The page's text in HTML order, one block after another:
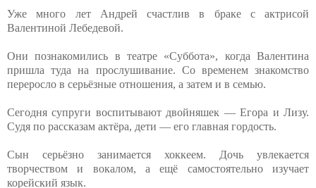
Уже много лет Андрей счастлив в браке с актрисой
Валентиной Лебедевой.
Они познакомились в театре «Суббота», когда Валентина
пришла туда на прослушивание. Со временем знакомство
переросло в серьёзные отношения, а затем и в семью.
Сегодня супруги воспитывают двойняшек — Егора и Лизу.
Судя по рассказам актёра, дети — его главная гордость.
Сын серьёзно занимается хоккеем. Дочь увлекается
творчеством и вокалом, а ещё самостоятельно изучает
корейский язык.